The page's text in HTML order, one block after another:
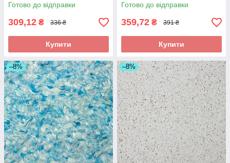
Готово до відправки
309,12 ₴ 336 ₴
Купити
Готово до відправки
359,72 ₴ 391 ₴
Купити
–8% –8%